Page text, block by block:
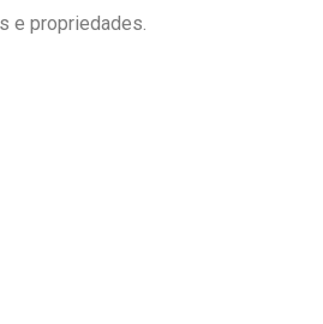
e propriedades.